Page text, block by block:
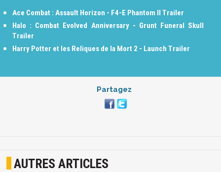
Ace Combat : Assault Horizon - F4-E Phantom II Trailer
Halo : Combat Evolved Anniversary - Grunt Funeral Skull
Trailer
Harry Potter et les Reliques de la Mort 2 - Launch Trailer
Partagez
AUTRES ARTICLES